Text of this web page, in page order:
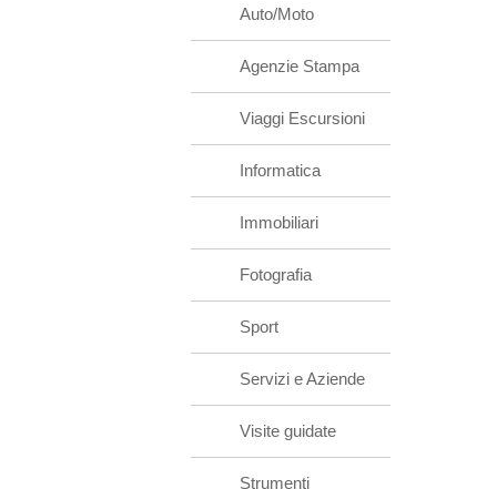
Auto/Moto
Agenzie Stampa
Viaggi Escursioni
Informatica
Immobiliari
Fotografia
Sport
Servizi e Aziende
Visite guidate
Strumenti